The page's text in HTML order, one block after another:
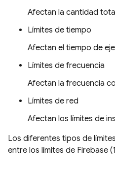
Afectan la cantidad
Límites de tiempo
Afectan el tiempo de
Límites de frecuencia
Afectan la frecuencia
Límites de red
Afectan los límites de
Los diferentes tipos de
entre los límites de Firebase